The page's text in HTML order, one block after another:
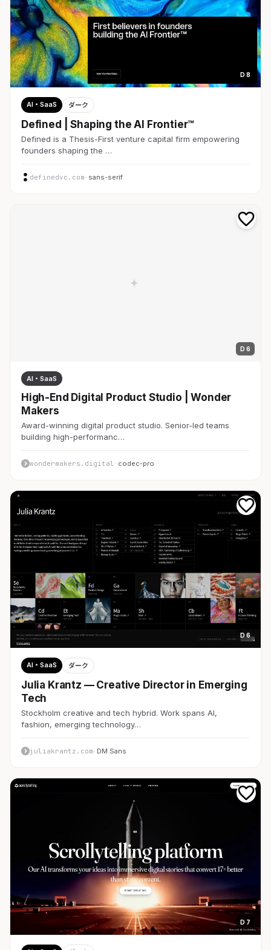
D 8
AI・SaaS ダーク
Defined | Shaping the AI Frontier™
Defined is a Thesis-First venture capital firm empowering
founders shaping the …
definedvc.com· sans-serif
D 6
AI・SaaS
High-End Digital Product Studio | Wonder
Makers
Award-winning digital product studio. Senior-led teams
building high-performanc…
wondermakers.digital · codec-pro
D 6
AI・SaaS ダーク
Julia Krantz — Creative Director in Emerging
Tech
Stockholm creative and tech hybrid. Work spans AI,
fashion, emerging technology…
juliakrantz.com· DM Sans
D 7